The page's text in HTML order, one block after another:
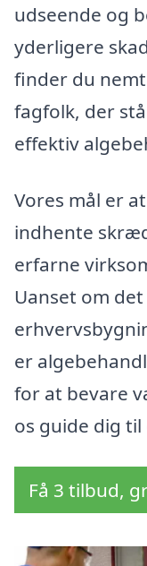
udseende og
yderligere
finder du
fagfolk, der
effektiv
Vores mål er
indhente
erfarne
Uanset om
er
for at bevare
os guide dig
Få 3 tilbud,